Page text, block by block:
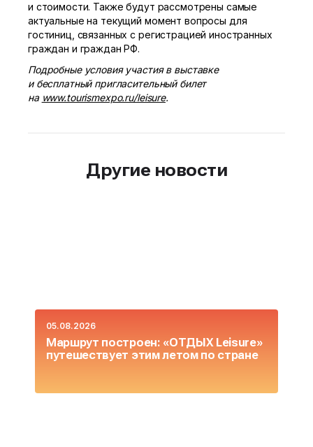
и стоимости. Также будут рассмотрены самые
актуальные на текущий момент вопросы для
гостиниц, связанных с регистрацией иностранных
граждан и граждан РФ.
Подробные условия участия в выставке
и бесплатный пригласительный билет
на www.tourismexpo.ru/leisure.
Другие новости
05.08.2026
Маршрут построен: «ОТДЫХ Leisure»
путешествует этим летом по стране